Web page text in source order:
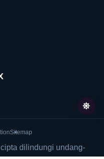
Sitemap
dilindungi undang-